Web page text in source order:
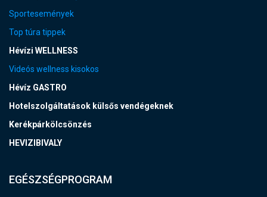
Sportesemények
Top túra tippek
Hévízi WELLNESS
Videós wellness kisokos
Hévíz GASTRO
Hotelszolgáltatások külsős vendégeknek
Kerékpárkölcsönzés
HEVIZIBIVALY
EGÉSZSÉGPROGRAM